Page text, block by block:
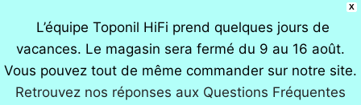
X
L’équipe Toponil HiFi prend quelques jours de
vacances. Le magasin sera fermé du 9 au 16 août.
Vous pouvez tout de même commander sur notre site.
Retrouvez nos réponses aux Questions Fréquentes